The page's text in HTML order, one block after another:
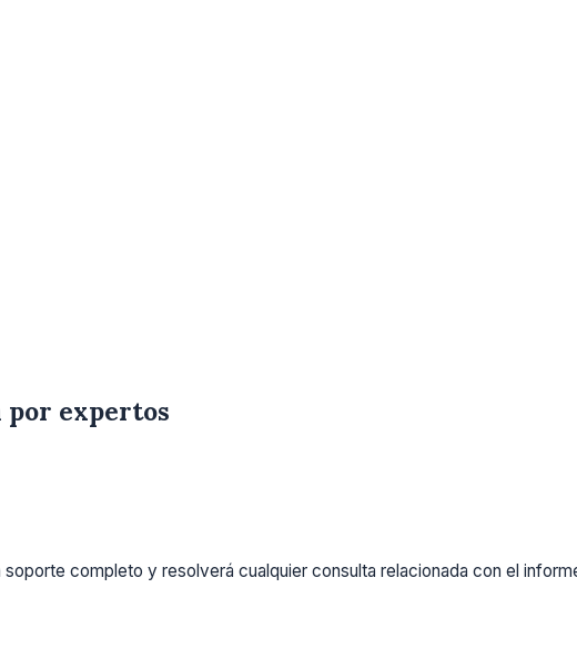
por expertos
completo y resolverá cualquier consulta relacionada con el